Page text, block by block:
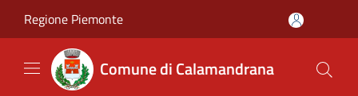
Regione Piemonte
Comune di Calamandrana